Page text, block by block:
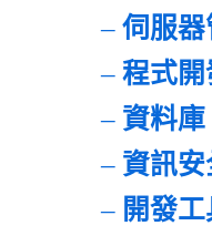
伺服器
程式開
資料庫
資訊安
開發